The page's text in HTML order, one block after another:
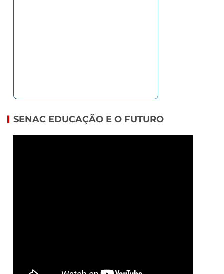
SENAC EDUCAÇÃO E O FUTURO